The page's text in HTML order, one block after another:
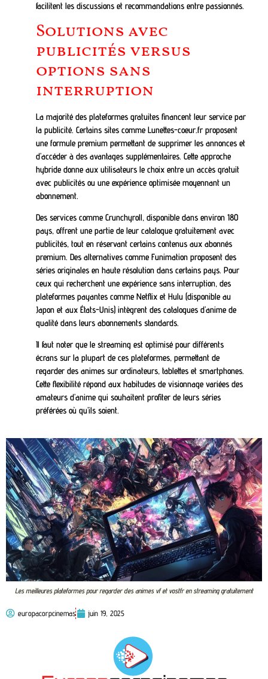
facilitent les discussions et recommandations entre passionnés.
Solutions avec
publicités versus
options sans
interruption
La majorité des plateformes gratuites financent leur service par
la publicité. Certains sites comme Lunettes-coeur.fr proposent
une formule premium permettant de supprimer les annonces et
d’accéder à des avantages supplémentaires. Cette approche
hybride donne aux utilisateurs le choix entre un accès gratuit
avec publicités ou une expérience optimisée moyennant un
abonnement.
Des services comme Crunchyroll, disponible dans environ 180
pays, offrent une partie de leur catalogue gratuitement avec
publicités, tout en réservant certains contenus aux abonnés
premium. Des alternatives comme Funimation proposent des
séries originales en haute résolution dans certains pays. Pour
ceux qui recherchent une expérience sans interruption, des
plateformes payantes comme Netflix et Hulu (disponible au
Japon et aux États-Unis) intègrent des catalogues d’anime de
qualité dans leurs abonnements standards.
Il faut noter que le streaming est optimisé pour différents
écrans sur la plupart de ces plateformes, permettant de
regarder des animes sur ordinateurs, tablettes et smartphones.
Cette flexibilité répond aux habitudes de visionnage variées des
amateurs d’anime qui souhaitent profiter de leurs séries
préférées où qu’ils soient.
Les meilleures plateformes pour regarder des animes vf et vostfr en streaming gratuitement
europacorpcinemas juin 19, 2025